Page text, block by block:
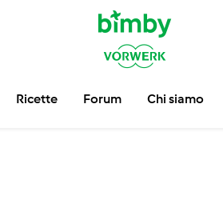
Ricette Forum Chi siamo